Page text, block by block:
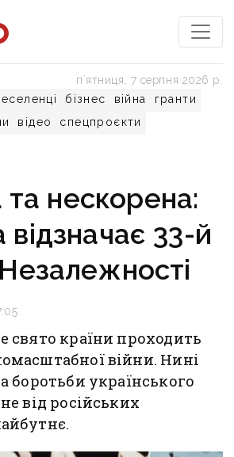
бізнес війна
гранти
відео спецпроєкти
пʼятниця, 7 серпня 2026 р.
та нескорена:
відзначає 33-й
свято країни проходить
війни. Нині
боротьби українського
від російських